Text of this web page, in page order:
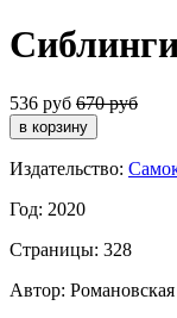
536 руб 670 руб
Издательство:
Год: 2020
Страницы: 328
Автор: